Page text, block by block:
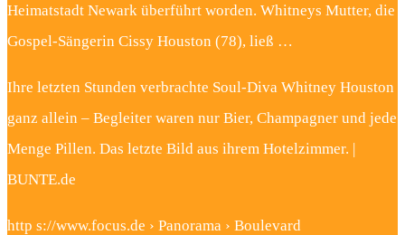
Heimatstadt Newark überführt worden. Whitneys Mutter, die
Gospel-Sängerin Cissy Houston (78), ließ …
Ihre letzten Stunden verbrachte Soul-Diva Whitney Houston
ganz allein – Begleiter waren nur Bier, Champagner und jede
Menge Pillen. Das letzte Bild aus ihrem Hotelzimmer. |
BUNTE.de
http s://www.focus.de › Panorama › Boulevard